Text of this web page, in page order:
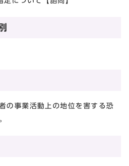
の事業活動上の地位を害する恐